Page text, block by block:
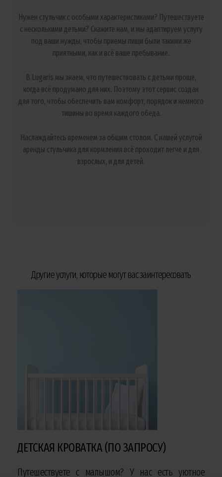
Нужен стульчик с особыми характеристиками? Путешествуете
с несколькими детьми? Скажите нам, и мы адаптируем услугу
под ваши нужды, чтобы приемы пищи были такими же
приятными, как и всё ваше пребывание.
В Lugaris мы знаем, что путешествовать с детьми проще,
когда всё продумано для них. Поэтому этот сервис создан
для того, чтобы обеспечить вам комфорт, порядок и немного
тишины во время каждого обеда.
Наслаждайтесь временем за общим столом. С нашей услугой
аренды стульчика для кормления всё проходит легче и для
взрослых, и для детей.
Другие услуги, которые могут вас заинтересовать
ДЕТСКАЯ КРОВАТКА (ПО ЗАПРОСУ)
Путешествуете с малышом? У нас есть уютное